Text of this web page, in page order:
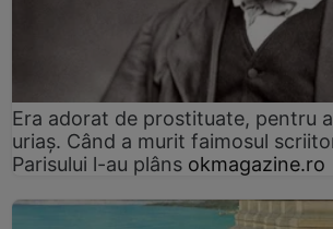
Era adorat de prostituate, pentru
uriaș. Când a murit faimosul
Parisului l-au plâns okmagazine.ro